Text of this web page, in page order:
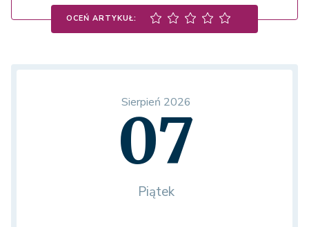
OCEŃ ARTYKUŁ:
Sierpień 2026
07
Piątek